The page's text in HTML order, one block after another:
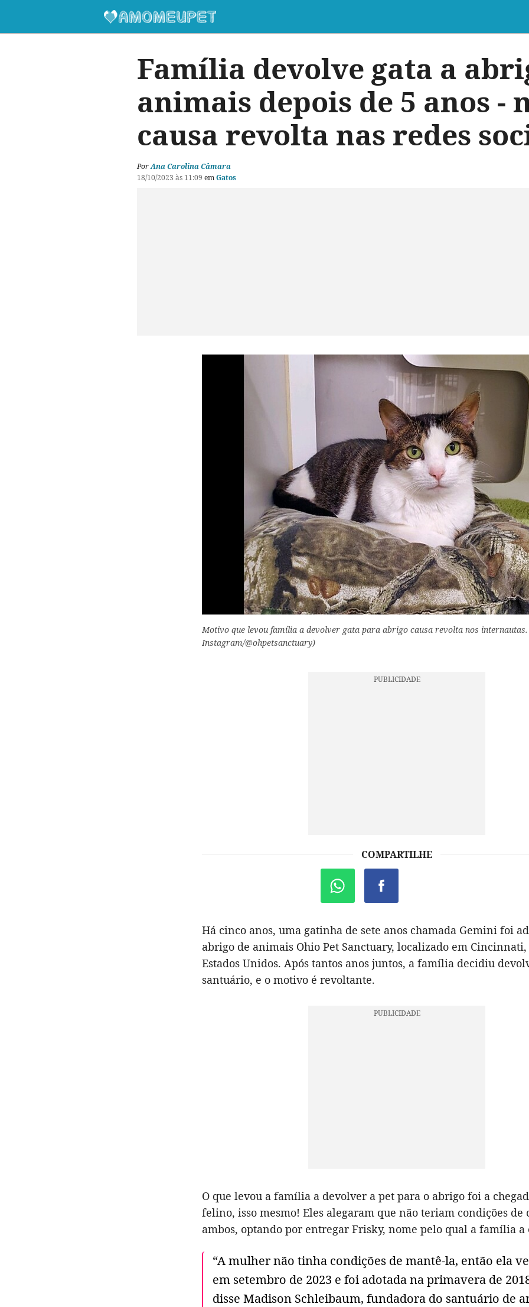
Família devolve gata a
animais depois de 5 anos -
causa revolta nas redes
PorAna Carolina Câmara
18/10/2023 às 11:09 emGatos
Motivo que levou família a devolver gata para abrigo causa revolta nos internautas.
Instagram/@ohpetsanctuary)
COMPARTILHE
Há cinco anos, uma gatinha de sete anos chamada Gemini foi
abrigo de animais Ohio Pet Sanctuary, localizado em Cincinnati,
Estados Unidos. Após tantos anos juntos, a família decidiu
santuário, e o motivo é revoltante.
O que levou a família a devolver a pet para o abrigo foi a
felino, isso mesmo! Eles alegaram que não teriam condições de
ambos, optando por entregar Frisky, nome pelo qual a família a
“A mulher não tinha condições de mantê-la, então ela
em setembro de 2023 e foi adotada na primavera de
disse Madison Schleibaum, fundadora do santuário de